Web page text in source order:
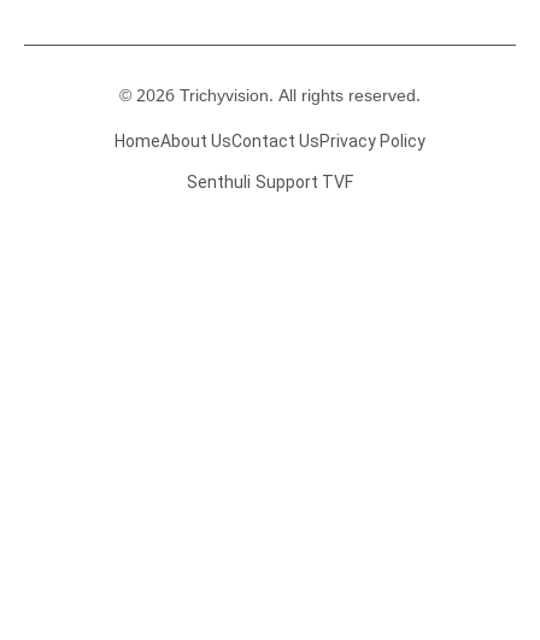
© 2026 Trichyvision. All rights reserved.
HomeAbout UsContact UsPrivacy Policy
Senthuli Support TVF